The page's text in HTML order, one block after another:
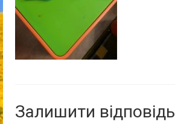
Залишити відповідь